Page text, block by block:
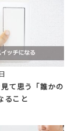
見て思う「誰かの
ること